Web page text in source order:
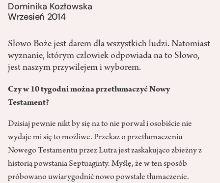
Dominika Kozłowska
Wrzesień 2014
Słowo Boże jest darem dla wszystkich ludzi. Natomiast
wyznanie, którym człowiek odpowiada na to Słowo,
jest naszym przywilejem i wyborem.
Czy w 10 tygodni można przetłumaczyć Nowy
Testament?
Dzisiaj pewnie nikt by się na to nie porwał i osobiście nie
wydaje mi się to możliwe. Przekaz o przetłumaczeniu
Nowego Testamentu przez Lutra jest zaskakująco zbieżny z
historią powstania Septuaginty. Myślę, że w ten sposób
próbowano uwiarygodnić nowo powstałe tłumaczenie.